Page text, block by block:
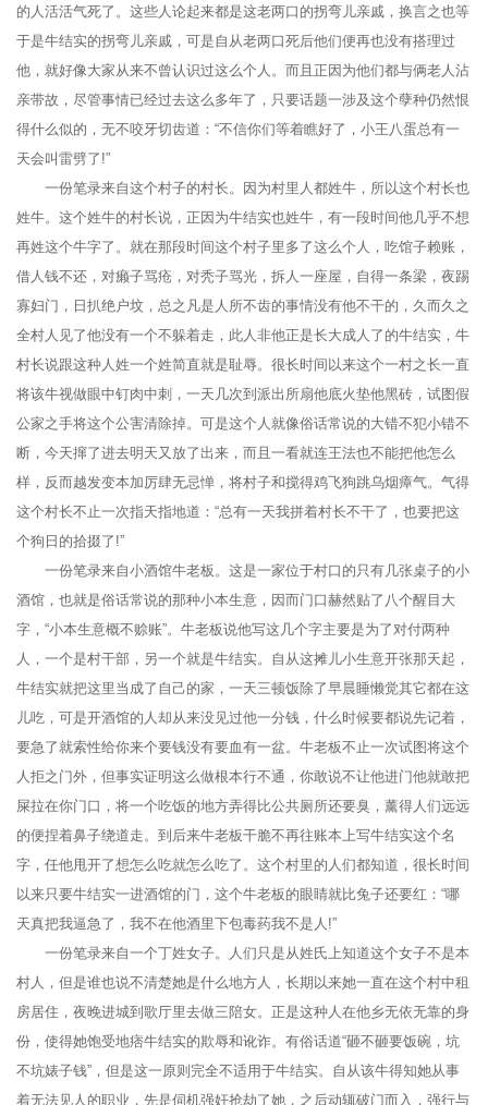
的人活活气死了。这些人论起来都是这老两口的拐弯儿亲戚，换言之也等
于是牛结实的拐弯儿亲戚，可是自从老两口死后他们便再也没有搭理过
他，就好像大家从来不曾认识过这么个人。而且正因为他们都与俩老人沾
亲带故，尽管事情已经过去这么多年了，只要话题一涉及这个孽种仍然恨
得什么似的，无不咬牙切齿道：“不信你们等着瞧好了，小王八蛋总有一
天会叫雷劈了!”
一份笔录来自这个村子的村长。因为村里人都姓牛，所以这个村长也
姓牛。这个姓牛的村长说，正因为牛结实也姓牛，有一段时间他几乎不想
再姓这个牛字了。就在那段时间这个村子里多了这么个人，吃馆子赖账，
借人钱不还，对癞子骂疮，对秃子骂光，拆人一座屋，自得一条梁，夜踢
寡妇门，日扒绝户坟，总之凡是人所不齿的事情没有他不干的，久而久之
全村人见了他没有一个不躲着走，此人非他正是长大成人了的牛结实，牛
村长说跟这种人姓一个姓简直就是耻辱。很长时间以来这个一村之长一直
将该牛视做眼中钉肉中刺，一天几次到派出所扇他底火垫他黑砖，试图假
公家之手将这个公害清除掉。可是这个人就像俗话常说的大错不犯小错不
断，今天撺了进去明天又放了出来，而且一看就连王法也不能把他怎么
样，反而越发变本加厉肆无忌惮，将村子和搅得鸡飞狗跳乌烟瘴气。气得
这个村长不止一次指天指地道：“总有一天我拼着村长不干了，也要把这
个狗日的拾掇了!”
一份笔录来自小酒馆牛老板。这是一家位于村口的只有几张桌子的小
酒馆，也就是俗话常说的那种小本生意，因而门口赫然贴了八个醒目大
字，“小本生意概不赊账”。牛老板说他写这几个字主要是为了对付两种
人，一个是村干部，另一个就是牛结实。自从这摊儿小生意开张那天起，
牛结实就把这里当成了自己的家，一天三顿饭除了早晨睡懒觉其它都在这
儿吃，可是开酒馆的人却从来没见过他一分钱，什么时候要都说先记着，
要急了就索性给你来个要钱没有要血有一盆。牛老板不止一次试图将这个
人拒之门外，但事实证明这么做根本行不通，你敢说不让他进门他就敢把
屎拉在你门口，将一个吃饭的地方弄得比公共厕所还要臭，薰得人们远远
的便捏着鼻子绕道走。到后来牛老板干脆不再往账本上写牛结实这个名
字，任他甩开了想怎么吃就怎么吃了。这个村里的人们都知道，很长时间
以来只要牛结实一进酒馆的门，这个牛老板的眼睛就比兔子还要红：“哪
天真把我逼急了，我不在他酒里下包毒药我不是人!”
一份笔录来自一个丁姓女子。人们只是从姓氏上知道这个女子不是本
村人，但是谁也说不清楚她是什么地方人，长期以来她一直在这个村中租
房居住，夜晚进城到歌厅里去做三陪女。正是这种人在他乡无依无靠的身
份，使得她饱受地痞牛结实的欺辱和讹诈。有俗话道“砸不砸要饭碗，坑
不坑婊子钱”，但是这一原则完全不适用于牛结实。自从该牛得知她从事
着无法见人的职业，先是伺机强奸抢劫了她，之后动辄破门而入，强行与